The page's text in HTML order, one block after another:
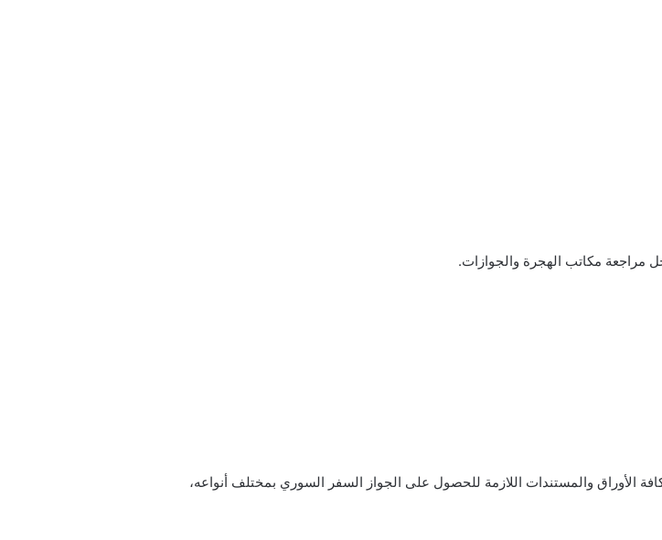
مراجعة مكاتب الهجرة والجوازات.
الأوراق والمستندات اللازمة للحصول على الجواز السفر السوري بمختلف أنواعه،